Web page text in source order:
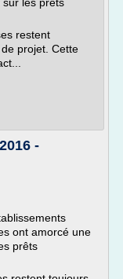
restent
projet. Cette
-
ont amorcé une
prêts